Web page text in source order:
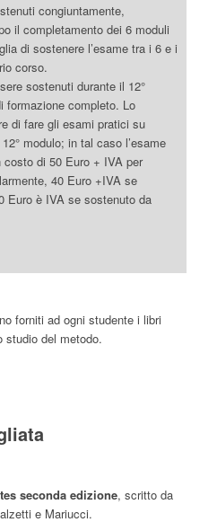
congiuntamente,
il completamento dei 6 moduli
di sostenere l’esame tra i 6 e i
corso.
sostenuti durante il 12°
formazione completo. Lo
di fare gli esami pratici su
modulo; in tal caso l’esame
di 50 Euro + IVA per
40 Euro +IVA se
Euro è IVA se sostenuto da
forniti ad ogni studente i libri
studio del metodo.
seconda edizione, scritto da
e Mariucci.